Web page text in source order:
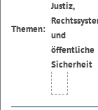
Themen: